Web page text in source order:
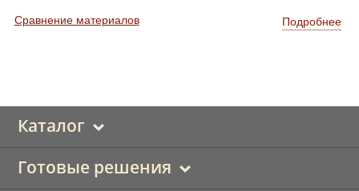
Подробнее
Сравнение материалов
Каталог
Готовые решения